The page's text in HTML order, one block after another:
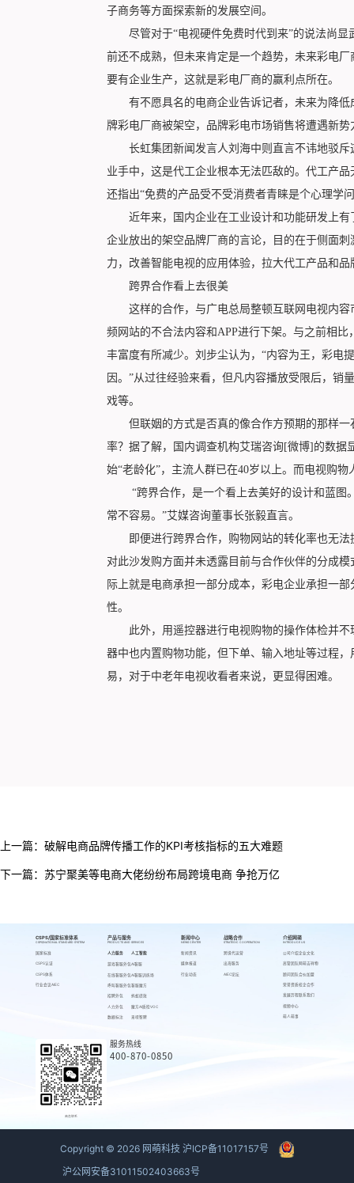
子商务等方面探索新的发展空间。
尽管对于“电视硬件免费时代到来”的说法尚显
前还不成熟，但未来肯定是一个趋势，未来彩电
要有企业生产，这就是彩电厂商的赢利点所在。
有不愿具名的电商企业告诉记者，未来为降低
牌彩电厂商被架空，品牌彩电市场销售将遭遇新势
长虹集团新闻发言人刘海中则直言不讳地驳斥
业手中，这是代工企业根本无法匹敌的。代工产
还指出“免费的产品受不受消费者青睐是个心理学
近年来，国内企业在工业设计和功能研发上有
企业放出的架空品牌厂商的言论，目的在于侧面
力，改善智能电视的应用体验，拉大代工产品和
跨界合作看上去很美
这样的合作，与广电总局整顿互联网电视内容
频网站的不合法内容和APP进行下架。与之前相
丰富度有所减少。刘步尘认为，“内容为王，彩电
因。”从过往经验来看，但凡内容播放受限后，销
戏等。
但联姻的方式是否真的像合作方预期的那样一
率？据了解，国内调查机构艾瑞咨询[微博]的数据
始“老龄化”，主流人群已在40岁以上。而电视购
“跨界合作，是一个看上去美好的设计和蓝图
常不容易。”艾媒咨询董事长张毅直言。
即便进行跨界合作，购物网站的转化率也无法
对此沙发购方面并未透露目前与合作伙伴的分成
际上就是电商承担一部分成本，彩电企业承担一
性。
此外，用遥控器进行电视购物的操作体检并不
器中也内置购物功能，但下单、输入地址等过程
易，对于中老年电视收看者来说，更显得困难。
上一篇： 破解电商品牌传播工作的KPI考核指标的五大难题
下一篇： 苏宁聚美等电商大佬纷纷布局跨境电商 争抢万亿
CSPS/国家标准体系
CSPS/NATIONAL STANDARD SYSTEM
国家标准
CSPS认证
CSPS体系
行业会议AIEC
产品与服务
PRODUCTS AND SERVICES
人力服务
游戏客服外包
在线客服外包
呼叫客服外包
招聘外包
人力外包
数据标注
人工智能
AI客服
AI客服训练场
客服魔方
蚂蚁绩效
魔方AI质检VOC
来呗智聘
新闻中心
NEWS CENTER
新闻资讯
媒体报道
行业动态
战略合作
STRATEGIC COOPERATION
跨境代运营
出海服务
AIEC论坛
介绍网萌
INTRODUCE US
公司介绍
高管团队
顾问团队
荣誉资质
发展历程
视频中心
萌人萌事
企业文化
网萌吉祥物
合伙加盟
校企合作
联系我们
商务联系
服务热线
400-870-0850
Copyright © 2026 网萌科技 沪ICP备11017157号
沪公网安备31011502403663号